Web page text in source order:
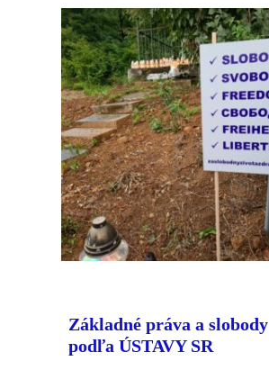
Základné práva a slobody
podľa ÚSTAVY SR